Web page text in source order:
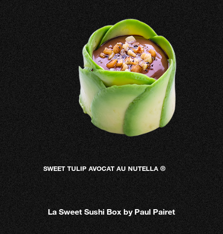
SWEET TULIP AVOCAT AU NUTELLA ®
La Sweet Sushi Box by Paul Pairet